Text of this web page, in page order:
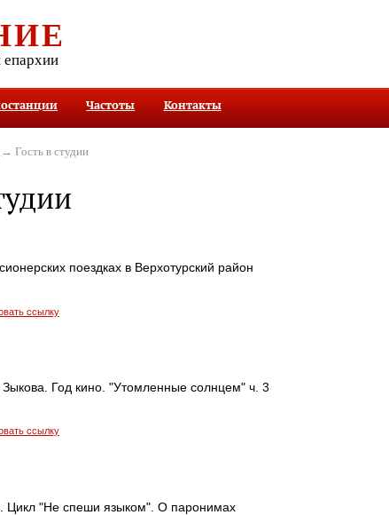
епархии
Частоты Контакты
→ Гость в студии
поездках в Верхотурский район
ссылку
Год кино. "Утомленные солнцем" ч. 3
ссылку
Цикл "Не спеши языком". О паронимах